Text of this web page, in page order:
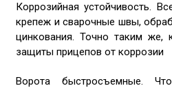
Коррозийная устойчивость.
крепеж и сварочные швы,
цинкования. Точно таким же,
защиты прицепов от коррозии
Ворота быстросъемные.